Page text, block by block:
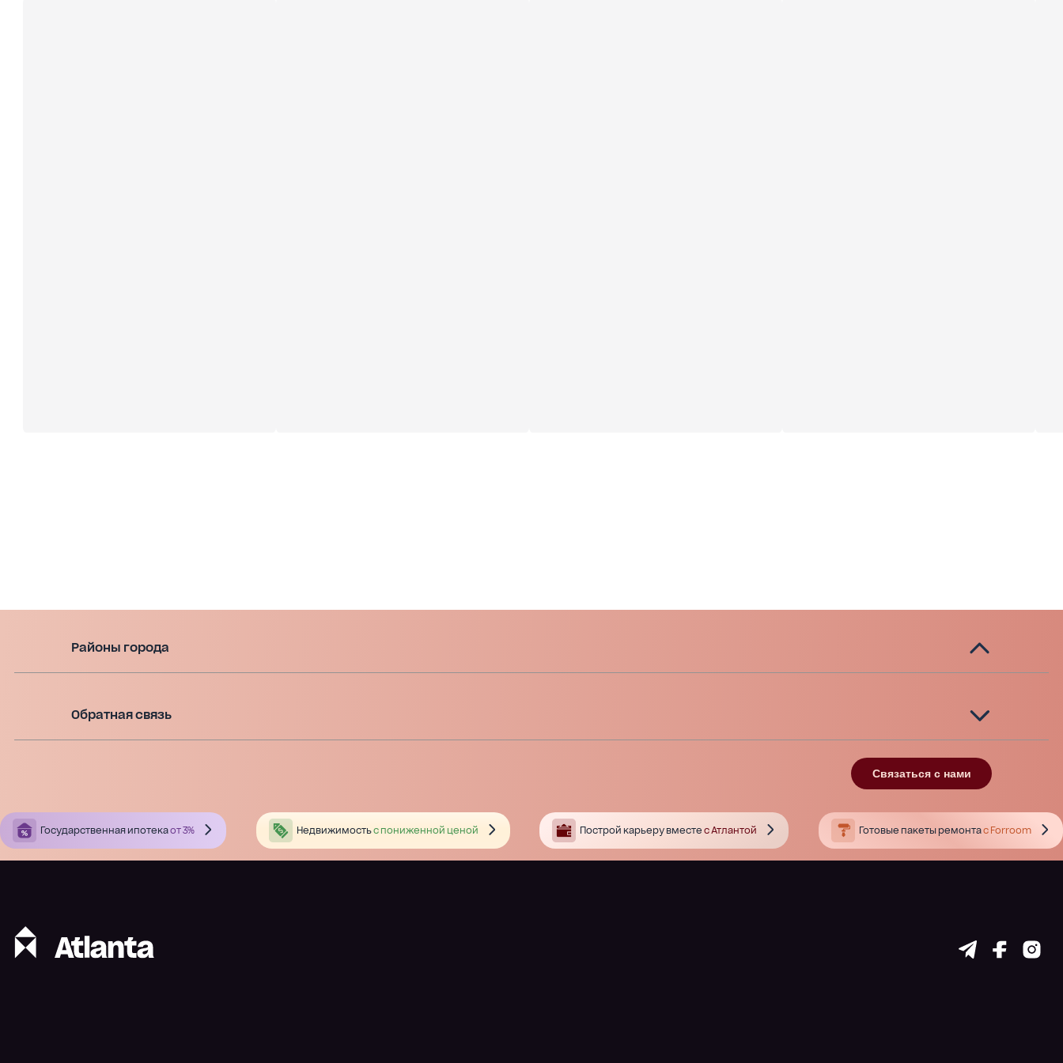
Районы города
Обратная связь
Связаться с нами
Государственная ипотекаот 3% Недвижимостьс пониженной ценой Построй карьеру вместе с Атлантой Готовые пакеты ремонтас Forroom